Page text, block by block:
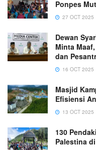
Ponpes
27 OCT 2025
Dewan
Minta
dan
16 OCT 2025
Masjid
Efisiensi
13 OCT 2025
130
Palestina